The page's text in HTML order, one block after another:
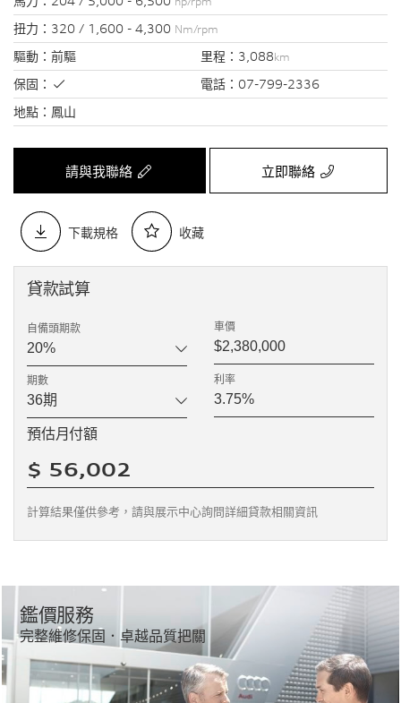
扭力： 320 / 1,600 - 4,300 Nm/rpm
驅動： 前驅 里程： 3,088km
保固： 電話： 07-799-2336
地點： 鳳山
請與我聯絡 立即聯絡
下載規格 收藏
貸款試算
自備頭期款
期數
車價
利率
預估月付額
計算結果僅供參考，請與展示中心詢問詳細貸款相關資訊
鑑價服務
完整維修保固．卓越品質把關